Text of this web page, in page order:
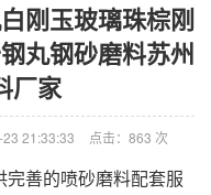
刚玉玻璃珠棕刚
丸钢砂磨料苏州
厂家
21:33:33 点击：863 次
善的喷砂磨料配套服